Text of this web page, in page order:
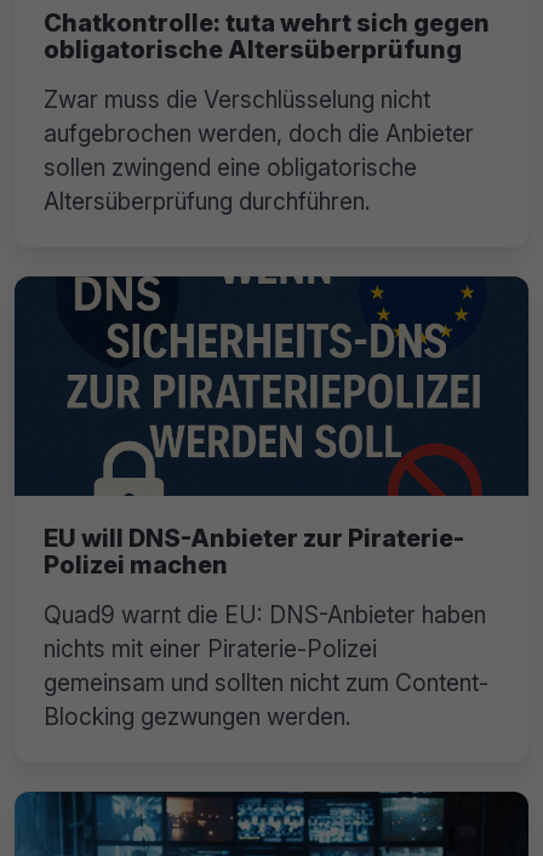
Chatkontrolle: tuta wehrt sich gegen
obligatorische Altersüberprüfung
Zwar muss die Verschlüsselung nicht
aufgebrochen werden, doch die Anbieter
sollen zwingend eine obligatorische
Altersüberprüfung durchführen.
EU will DNS-Anbieter zur Piraterie-
Polizei machen
Quad9 warnt die EU: DNS-Anbieter haben
nichts mit einer Piraterie-Polizei
gemeinsam und sollten nicht zum Content-
Blocking gezwungen werden.